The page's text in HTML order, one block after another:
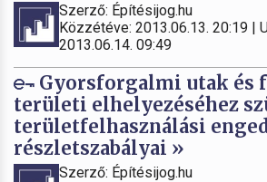
Szerző: Építésijog.hu
Közzétéve: 2013.06.13. 20:19 |
2013.06.14. 09:49
Gyorsforgalmi utak és
területi elhelyezéséhez
területfelhasználási
részletszabályai »
Szerző: Építésijog.hu